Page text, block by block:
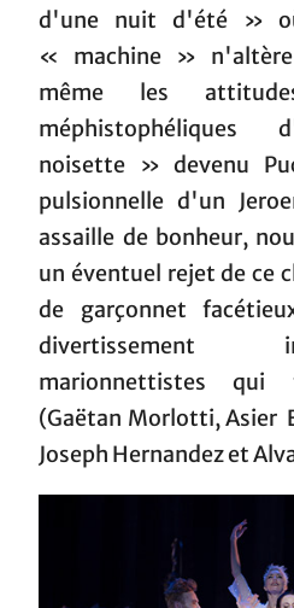
d'une nuit d'été »
« machine »
même les
noisette » devenu
pulsionnelle d'un
assaille de bonheur,
un éventuel rejet de ce
de garçonnet
divertissement
marionnettistes qui
(Gaëtan Morlotti, Asier
Joseph Hernandez et